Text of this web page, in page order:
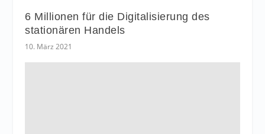
6 Millionen für die Digitalisierung des
stationären Handels
10. März 2021